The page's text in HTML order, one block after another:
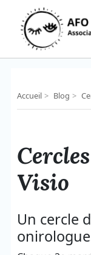
contenu
Accueil > Blog >
Visio
Un cercle